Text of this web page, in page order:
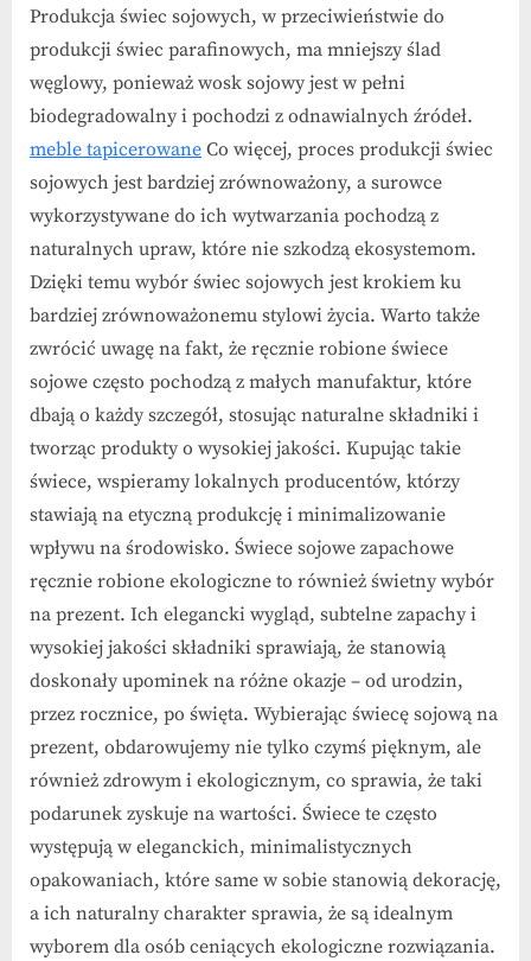
Produkcja świec sojowych, w przeciwieństwie do
produkcji świec parafinowych, ma mniejszy ślad
węglowy, ponieważ wosk sojowy jest w pełni
biodegradowalny i pochodzi z odnawialnych źródeł.
meble tapicerowane Co więcej, proces produkcji świec
sojowych jest bardziej zrównoważony, a surowce
wykorzystywane do ich wytwarzania pochodzą z
naturalnych upraw, które nie szkodzą ekosystemom.
Dzięki temu wybór świec sojowych jest krokiem ku
bardziej zrównoważonemu stylowi życia. Warto także
zwrócić uwagę na fakt, że ręcznie robione świece
sojowe często pochodzą z małych manufaktur, które
dbają o każdy szczegół, stosując naturalne składniki i
tworząc produkty o wysokiej jakości. Kupując takie
świece, wspieramy lokalnych producentów, którzy
stawiają na etyczną produkcję i minimalizowanie
wpływu na środowisko. Świece sojowe zapachowe
ręcznie robione ekologiczne to również świetny wybór
na prezent. Ich elegancki wygląd, subtelne zapachy i
wysokiej jakości składniki sprawiają, że stanowią
doskonały upominek na różne okazje – od urodzin,
przez rocznice, po święta. Wybierając świecę sojową na
prezent, obdarowujemy nie tylko czymś pięknym, ale
również zdrowym i ekologicznym, co sprawia, że taki
podarunek zyskuje na wartości. Świece te często
występują w eleganckich, minimalistycznych
opakowaniach, które same w sobie stanowią dekorację,
a ich naturalny charakter sprawia, że są idealnym
wyborem dla osób ceniących ekologiczne rozwiązania.